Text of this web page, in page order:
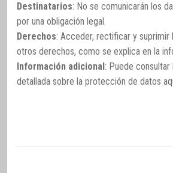
Destinatarios: No se comunicarán los
por una obligación legal.
Derechos: Acceder, rectificar y suprimir
otros derechos, como se explica en la
Información adicional : Puede consultar
detallada sobre la protección de datos